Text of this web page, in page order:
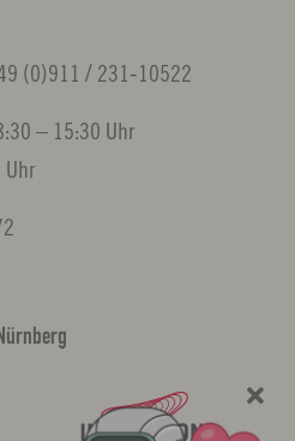
(0)911 / 231-10522
– 15:30 Uhr
Uhr